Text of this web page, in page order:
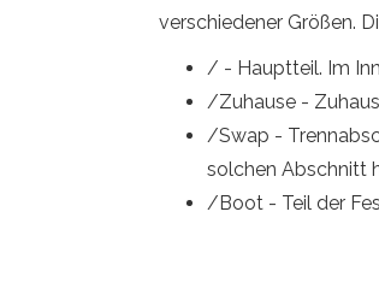
verschiedener Größen.
/ - Hauptteil. Im
/Zuhause -
/Swap -
solchen Abschnitt
/Boot - Teil der